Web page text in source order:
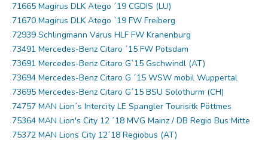
71665 Magirus DLK Atego ´19 CGDIS (LU)
71670 Magirus DLK Atego `19 FW Freiberg
72939 Schlingmann Varus HLF FW Kranenburg
73491 Mercedes-Benz Citaro ´15 FW Potsdam
73691 Mercedes-Benz Citaro G`15 Gschwindl (AT)
73694 Mercedes-Benz Citaro G ´15 WSW mobil Wuppertal
73695 Mercedes-Benz Citaro G´15 BSU Solothurm (CH)
74757 MAN Lion´s Intercity LE Spangler Tourisitk Pöttmes
75364 MAN Lion's City 12 ´18 MVG Mainz / DB Regio Bus Mitte
75372 MAN Lions City 12´18 Regiobus (AT)